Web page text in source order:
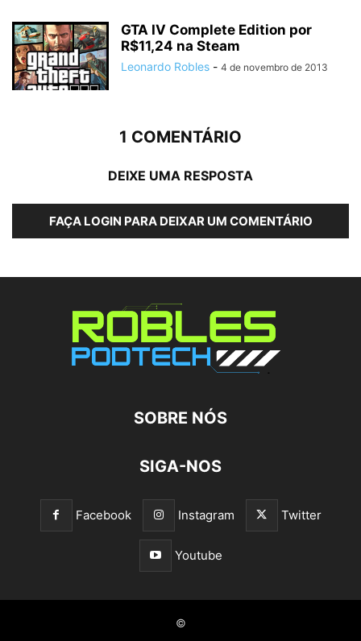
GTA IV Complete Edition por
R$11,24 na Steam
Leonardo Robles - 4 de novembro de 2013
1 COMENTÁRIO
DEIXE UMA RESPOSTA
FAÇA LOGIN PARA DEIXAR UM COMENTÁRIO
SOBRE NÓS
SIGA-NOS
Facebook Instagram Twitter
Youtube
©